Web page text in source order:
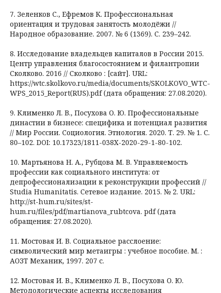
7. Зеленков С., Ефремов К. Профессиональная
ориентация и трудовая занятость молодёжи //
Народное образование. 2007. № 6 (1369). С. 239–242.
8. Исследование владельцев капиталов в России 2015.
Центр управления благосостоянием и филантропии
Сколково. 2016 // Сколково : [сайт]. URL:
https://wtc.skolkovo.ru/media/documents/SKOLKOVO_WTC-
WPS_2015_Report(RUS).pdf (дата обращения: 27.08.2020).
9. Клименко Л. В., Посухова О. Ю. Профессиональные
династии в бизнесе: специфика и потенциал развития
// Мир России. Социология. Этнология. 2020. Т. 29. № 1. С.
80–102. DOI: 10.17323/1811-038X-2020-29-1-80-102.
10. Мартьянова Н. А., Рубцова М. В. Управляемость
профессии как социального института: от
депрофессионализации к реконструкции профессий //
Studia Humanitatis. Сетевое издание. 2015. № 2. URL:
http://st-hum.ru/sites/st-
hum.ru/files/pdf/martianova_rubtcova. pdf (дата
обращения: 27.08.2020).
11. Мостовая И. В. Социальное расслоение:
символический мир метаигры : учебное пособие. М. :
АОЗТ Механик, 1997. 207 с.
12. Мостовая И. В., Клименко Л. В., Посухова О. Ю.
Методологические аспекты исследования